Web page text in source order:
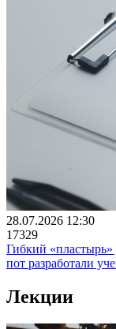
28.07.2026 12:30
17329
Гибкий «пластырь»
пот разработали
Лекции